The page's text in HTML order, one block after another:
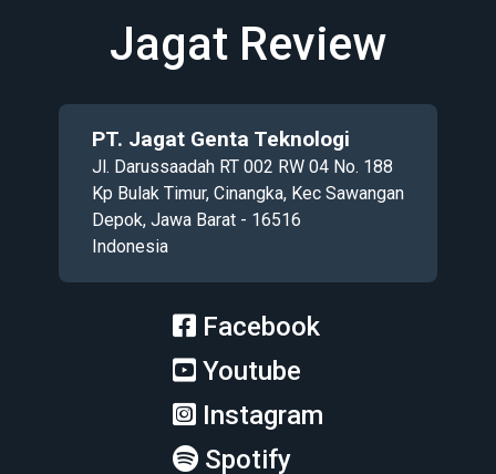
Jagat Review
PT. Jagat Genta Teknologi
Jl. Darussaadah RT 002 RW 04 No. 188
Kp Bulak Timur, Cinangka, Kec Sawangan
Depok, Jawa Barat - 16516
Indonesia
Facebook
Youtube
Instagram
Spotify